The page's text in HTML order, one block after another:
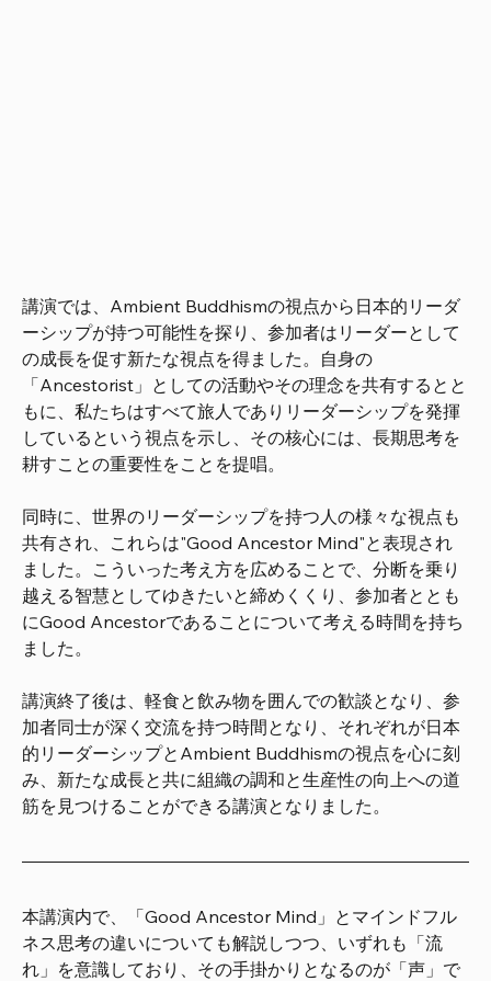
講演では、Ambient Buddhismの視点から日本的リーダ
ーシップが持つ可能性を探り、参加者はリーダーとして
の成長を促す新たな視点を得ました。自身の
「Ancestorist」としての活動やその理念を共有するとと
もに、私たちはすべて旅人でありリーダーシップを発揮
しているという視点を示し、その核心には、長期思考を
耕すことの重要性をことを提唱。
同時に、世界のリーダーシップを持つ人の様々な視点も
共有され、これらは"Good Ancestor Mind"と表現され
ました。こういった考え方を広めることで、分断を乗り
越える智慧としてゆきたいと締めくくり、参加者ととも
にGood Ancestorであることについて考える時間を持ち
ました。
講演終了後は、軽食と飲み物を囲んでの歓談となり、参
加者同士が深く交流を持つ時間となり、それぞれが日本
的リーダーシップとAmbient Buddhismの視点を心に刻
み、新たな成長と共に組織の調和と生産性の向上への道
筋を見つけることができる講演となりました。
本講演内で、「Good Ancestor Mind」とマインドフル
ネス思考の違いについても解説しつつ、いずれも「流
れ」を意識しており、その手掛かりとなるのが「声」で